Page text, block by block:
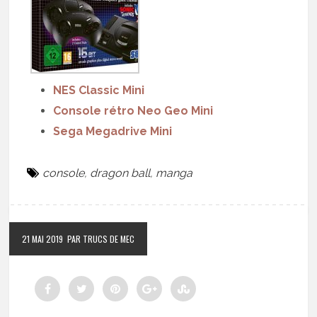
NES Classic Mini
Console rétro Neo Geo Mini
Sega Megadrive Mini
console, dragon ball, manga
21 MAI 2019 PAR TRUCS DE MEC